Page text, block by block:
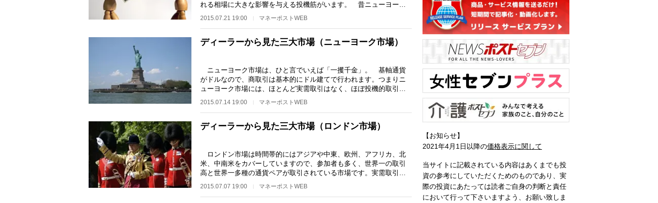
れる相場に大きな影響を与える投機筋がいます。 昔ニューヨーク
2015.07.21 19:00 マネーポストWEB
ディーラーから見た三大市場（ニューヨーク市場）
ニューヨーク市場は、ひと言でいえば「一攫千金」。 基軸通貨
がドルなので、商取引は基本的にドル建てで行われます。つまりニ
ューヨーク市場には、ほとんど実需取引はなく、ほぼ投機的取引で
2015.07.14 19:00 マネーポストWEB
ディーラーから見た三大市場（ロンドン市場）
ロンドン市場は時間帯的にはアジアや中東、欧州、アフリカ、北
米、中南米をカバーしていますので、参加者も多く、世界一の取引
高と世界一多種の通貨ペアが取引されている市場です。実需取引や
2015.07.07 19:00 マネーポストWEB
【お知らせ】
2021年4月1日以降の価格表示に関して
当サイトに記載されている内容はあくまでも投
資の参考にしていただくためのものであり、実
際の投資にあたっては読者ご自身の判断と責任
において行って下さいますよう、お願い致しま